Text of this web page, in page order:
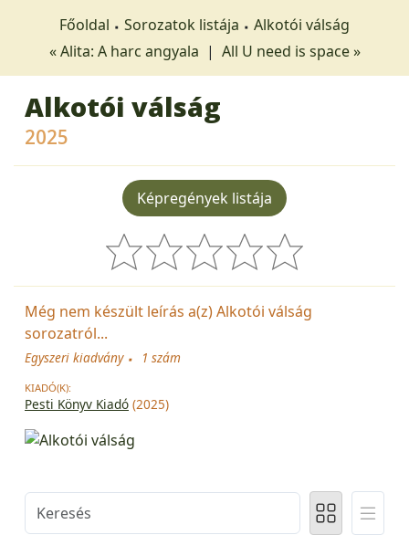
Főoldal Sorozatok listája
Alkotói válság
« Alita: A harc angyala | All U need is space »
Alkotói válság
2025
Képregények listája
Még nem készült leírás a(z) Alkotói válság
sorozatról...
Egyszeri kiadvány 1 szám
KIADÓ(K):
Pesti Könyv Kiadó (2025)